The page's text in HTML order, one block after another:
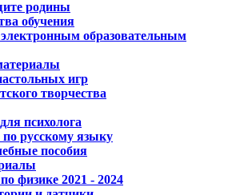
родины
обучения
электронным образовательным
игр
творчества
психолога
русскому языку
пособия
физике 2021 - 2024